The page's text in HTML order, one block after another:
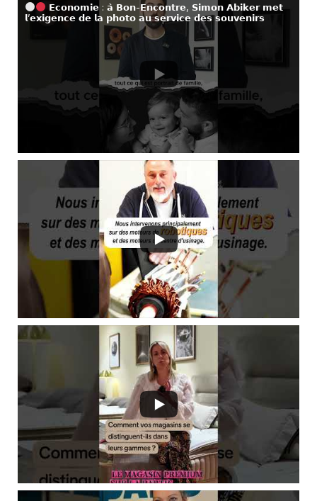
𝗘𝗰𝗼𝗻𝗼𝗺𝗶𝗲 : 𝗮̀ 𝗕𝗼𝗻-𝗘𝗻𝗰𝗼𝗻𝘁𝗿𝗲, 𝗦𝗶𝗺𝗼𝗻 𝗔𝗯𝗶𝗸𝗲𝗿 𝗺𝗲𝘁
𝗹’𝗲𝘅𝗶𝗴𝗲𝗻𝗰𝗲 𝗱𝗲 𝗹𝗮 𝗽𝗵𝗼𝘁𝗼 𝗮𝘂 𝘀𝗲𝗿𝘃𝗶𝗰𝗲 𝗱𝗲𝘀 𝘀𝗼𝘂𝘃𝗲𝗻𝗶𝗿𝘀